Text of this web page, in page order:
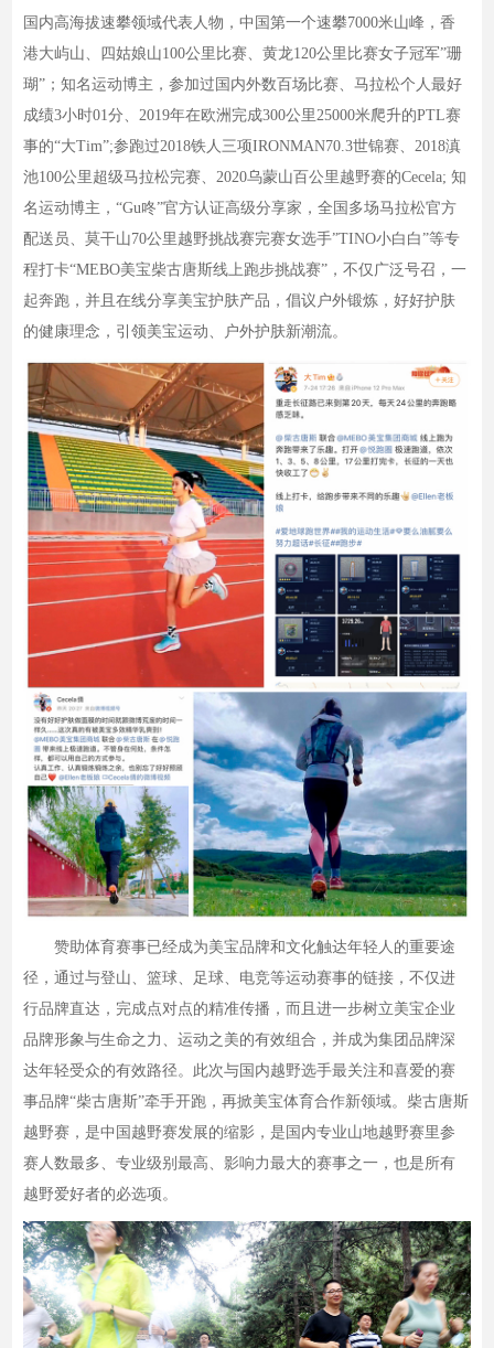
国内高海拔速攀领域代表人物，中国第一个速攀7000米山峰，香
港大屿山、四姑娘山100公里比赛、黄龙120公里比赛女子冠军”珊
瑚”；知名运动博主，参加过国内外数百场比赛、马拉松个人最好
成绩3小时01分、2019年在欧洲完成300公里25000米爬升的PTL赛
事的“大Tim”;参跑过2018铁人三项IRONMAN70.3世锦赛、2018滇
池100公里超级马拉松完赛、2020乌蒙山百公里越野赛的Cecela; 知
名运动博主，“Gu咚”官方认证高级分享家，全国多场马拉松官方
配送员、莫干山70公里越野挑战赛完赛女选手”TINO小白白”等专
程打卡“MEBO美宝柴古唐斯线上跑步挑战赛”，不仅广泛号召，一
起奔跑，并且在线分享美宝护肤产品，倡议户外锻炼，好好护肤
的健康理念，引领美宝运动、户外护肤新潮流。
赞助体育赛事已经成为美宝品牌和文化触达年轻人的重要途
径，通过与登山、篮球、足球、电竞等运动赛事的链接，不仅进
行品牌直达，完成点对点的精准传播，而且进一步树立美宝企业
品牌形象与生命之力、运动之美的有效组合，并成为集团品牌深
达年轻受众的有效路径。此次与国内越野选手最关注和喜爱的赛
事品牌“柴古唐斯”牵手开跑，再掀美宝体育合作新领域。柴古唐斯
越野赛，是中国越野赛发展的缩影，是国内专业山地越野赛里参
赛人数最多、专业级别最高、影响力最大的赛事之一，也是所有
越野爱好者的必选项。